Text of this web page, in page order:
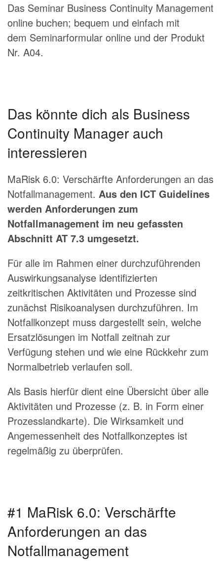
Das Seminar Business Continuity Management
online buchen; bequem und einfach mit
dem Seminarformular online und der Produkt
Nr. A04.
Das könnte dich als Business
Continuity Manager auch
interessieren
MaRisk 6.0: Verschärfte Anforderungen an das
Notfallmanagement. Aus den ICT Guidelines
werden Anforderungen zum
Notfallmanagement im neu gefassten
Abschnitt AT 7.3 umgesetzt.
Für alle im Rahmen einer durchzuführenden
Auswirkungsanalyse identifizierten
zeitkritischen Aktivitäten und Prozesse sind
zunächst Risikoanalysen durchzuführen. Im
Notfallkonzept muss dargestellt sein, welche
Ersatzlösungen im Notfall zeitnah zur
Verfügung stehen und wie eine Rückkehr zum
Normalbetrieb verlaufen soll.
Als Basis hierfür dient eine Übersicht über alle
Aktivitäten und Prozesse (z. B. in Form einer
Prozesslandkarte). Die Wirksamkeit und
Angemessenheit des Notfallkonzeptes ist
regelmäßig zu überprüfen.
#1 MaRisk 6.0: Verschärfte
Anforderungen an das
Notfallmanagement